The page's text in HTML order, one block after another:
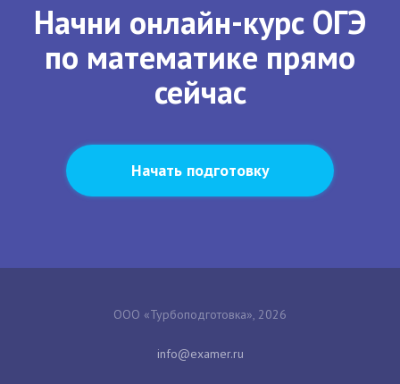
Начни онлайн-курс ОГЭ
по математике прямо
сейчас
Начать подготовку
ООО «Турбоподготовка», 2026